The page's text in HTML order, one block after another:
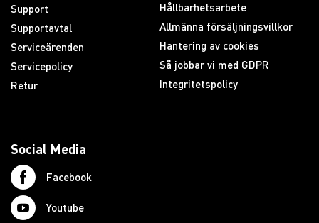
Support
Supportavtal
Serviceärenden
Servicepolicy
Retur
Hållbarhetsarbete
Allmänna försäljningsvillkor
Hantering av cookies
Så jobbar vi med GDPR
Integritetspolicy
Social Media
Facebook
Youtube